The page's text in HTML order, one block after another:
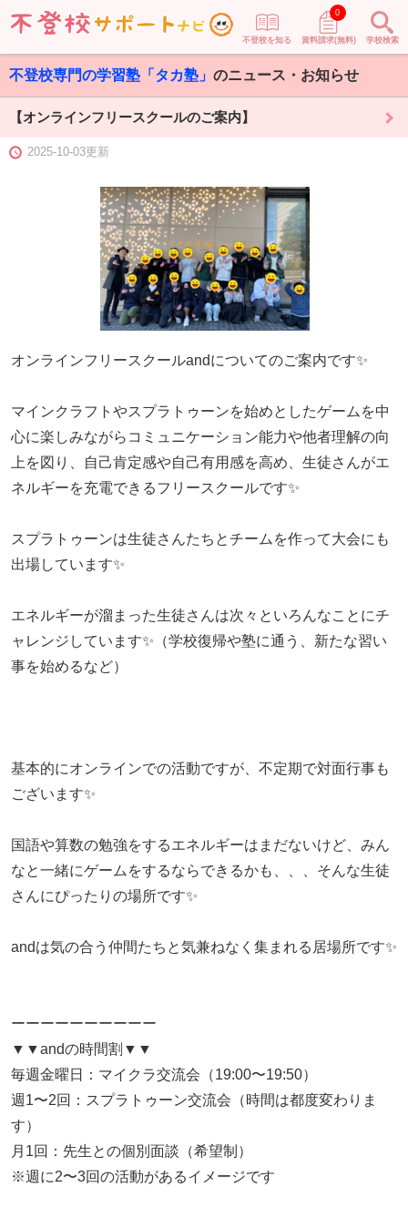
不登校を知る 資料請求(無料)
0
学校検索
不登校専門の学習塾「タカ塾」 のニュース・お知らせ
【オンラインフリースクールのご案内】
2025-10-03更新
オンラインフリースクールandについてのご案内です✨
マインクラフトやスプラトゥーンを始めとしたゲームを中
心に楽しみながらコミュニケーション能力や他者理解の向
上を図り、自己肯定感や自己有用感を高め、生徒さんがエ
ネルギーを充電できるフリースクールです✨
スプラトゥーンは生徒さんたちとチームを作って大会にも
出場しています✨
エネルギーが溜まった生徒さんは次々といろんなことにチ
ャレンジしています✨（学校復帰や塾に通う、新たな習い
事を始めるなど）
基本的にオンラインでの活動ですが、不定期で対面行事も
ございます✨
国語や算数の勉強をするエネルギーはまだないけど、みん
なと一緒にゲームをするならできるかも、、、そんな生徒
さんにぴったりの場所です✨
andは気の合う仲間たちと気兼ねなく集まれる居場所です✨
ーーーーーーーーーー
▼▼andの時間割▼▼
毎週金曜日：マイクラ交流会（19:00〜19:50）
週1〜2回：スプラトゥーン交流会（時間は都度変わりま
す）
月1回：先生との個別面談（希望制）
※週に2〜3回の活動があるイメージです